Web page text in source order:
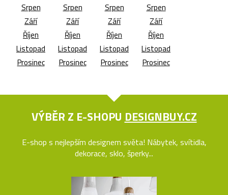
Srpen
Září
Říjen
Listopad
Prosinec
Srpen
Září
Říjen
Listopad
Prosinec
Srpen
Září
Říjen
Listopad
Prosinec
Srpen
Září
Říjen
Listopad
Prosinec
VÝBĚR Z E-SHOPU DESIGNBUY.CZ
E-shop s nejlepším designem světa! Nábytek, svítidla,
dekorace, sklo, šperky...